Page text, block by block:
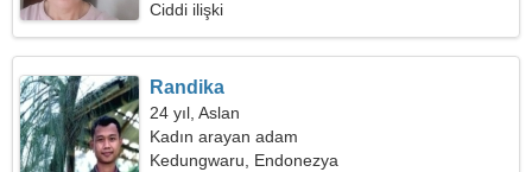
Ciddi ilişki
Randika
24 yıl, Aslan
Kadın arayan adam
Kedungwaru, Endonezya